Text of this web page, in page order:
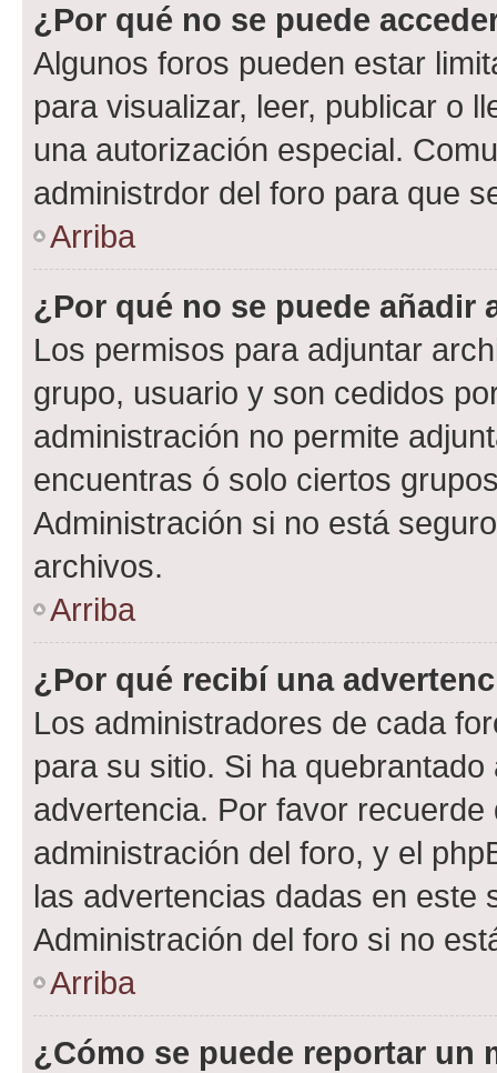
¿Por qué no se puede
Algunos foros pueden estar
para visualizar, leer, publicar o
una autorización especial.
administrdor del foro para que
Arriba
¿Por qué no se puede añadir
Los permisos para adjuntar
grupo, usuario y son cedidos
administración no permite
encuentras ó solo ciertos
Administración si no está
archivos.
Arriba
¿Por qué recibí una
Los administradores de cada
para su sitio. Si ha
advertencia. Por favor
administración del foro, y el
las advertencias dadas en este
Administración del foro si no
Arriba
¿Cómo se puede reportar un